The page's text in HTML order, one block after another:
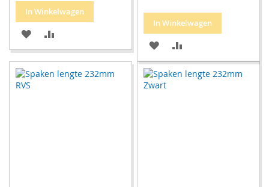
In Winkelwagen
VOEG
TOE
AAN
OM
TE
In Winkelwagen
VOEG
TOE
AAN
OM